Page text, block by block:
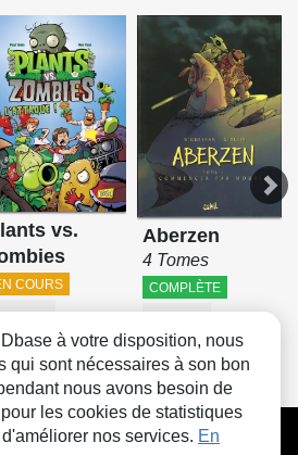
vs.
COURS
Aberzen
4 Tomes
COMPLÈTE
Contact Cookies
à votre disposition, nous
qui sont nécessaires à son bon
nous avons besoin de
les cookies de statistiques
nos services. En